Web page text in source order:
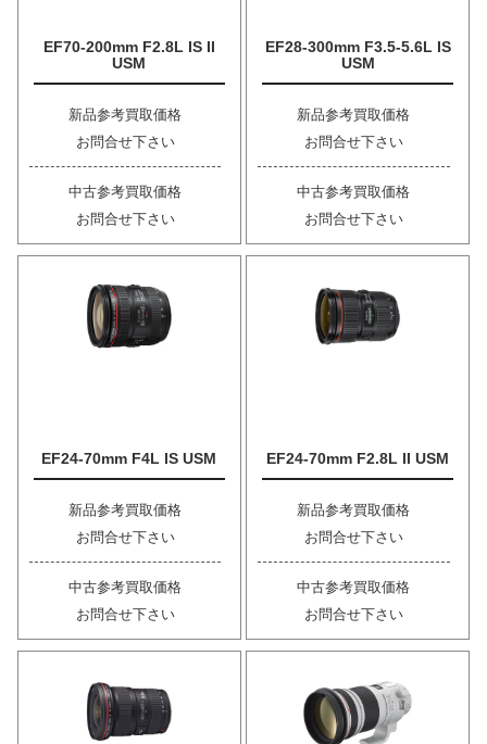
EF70-200mm F2.8L IS II
USM
新品参考買取価格
お問合せ下さい
中古参考買取価格
お問合せ下さい
EF28-300mm F3.5-5.6L IS
USM
新品参考買取価格
お問合せ下さい
中古参考買取価格
お問合せ下さい
EF24-70mm F4L IS USM
新品参考買取価格
お問合せ下さい
中古参考買取価格
お問合せ下さい
EF24-70mm F2.8L II USM
新品参考買取価格
お問合せ下さい
中古参考買取価格
お問合せ下さい